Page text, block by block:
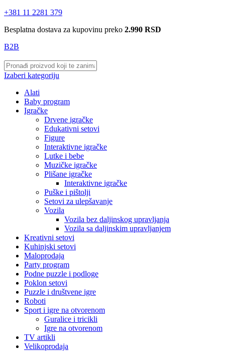
+381 11 2281 379
Besplatna dostava za kupovinu preko 2.990 RSD
B2B
Izaberi kategoriju
Alati
Baby program
Igračke
Drvene igračke
Edukativni setovi
Figure
Interaktivne igračke
Lutke i bebe
Muzičke igračke
Plišane igračke
Interaktivne igračke
Puške i pištolji
Setovi za ulepšavanje
Vozila
Vozila bez daljinskog upravljanja
Vozila sa daljinskim upravljanjem
Kreativni setovi
Kuhinjski setovi
Maloprodaja
Party program
Podne puzzle i podloge
Poklon setovi
Puzzle i društvene igre
Roboti
Sport i igre na otvorenom
Guralice i tricikli
Igre na otvorenom
TV artikli
Velikoprodaja